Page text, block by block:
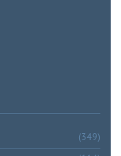
(349)